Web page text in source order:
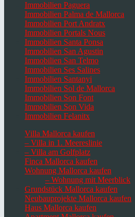
Immobilien Paguera
Immobilien Palma de Mallorca
Immobilien Port Andratx
Immobilien Portals Nous
Immobilien Santa Ponsa
Immobilien San Agustin
Immobilien San Telmo
Immobilien Ses Salines
Immobilien Santanyi
Immobilien Sol de Mallorca
Immobilien Son Font
Immobilien Son Vida
Immobilien Felanitx
Villa Mallorca kaufen
– Villa in 1. Meereslinie
– Villa am Golfplatz
Finca Mallorca kaufen
Wohnung Mallorca kaufen
– Wohnung mit Meerblick
Grundstück Mallorca kaufen
Neubauprojekte Mallorca kaufen
Haus Mallorca kaufen